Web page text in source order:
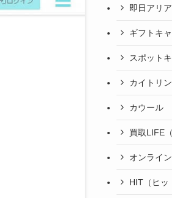
即日アリ
ギフトキ
スポット
カイトリ
カウール
買取LIFE
オンライ
HIT（ヒッ